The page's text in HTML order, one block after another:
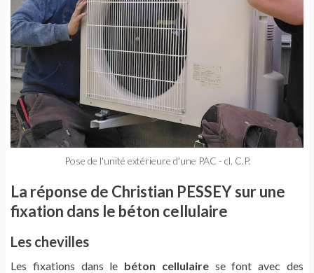
Pose de l'unité extérieure d'une PAC - cl. C.P.
La réponse de Christian PESSEY sur une
fixation dans le béton cellulaire
Les chevilles
Les fixations dans le béton cellulairese font avecdes